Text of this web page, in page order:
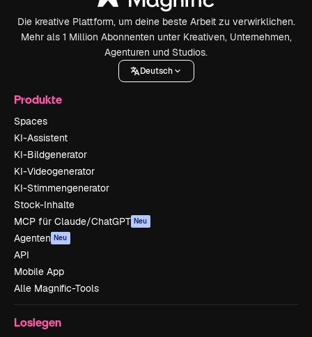
Die kreative Plattform, um deine beste Arbeit zu verwirklichen.
Mehr als 1 Million Abonnenten unter Kreativen, Unternehmen,
Agenturen und Studios.
Deutsch
Produkte
Spaces
KI-Assistent
KI-Bildgenerator
KI-Videogenerator
KI-Stimmengenerator
Stock-Inhalte
MCP für Claude/ChatGPT Neu
Agenten Neu
API
Mobile App
Alle Magnific-Tools
Loslegen